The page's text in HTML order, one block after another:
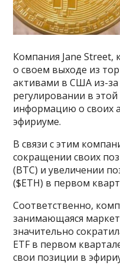
Компания Jane Street,
о своем выходе из
активами в США из-
регулировании в
информацию о своих
эфириуме.
В связи с этим
сокращении своих
(BTC) и увеличении
($ETH) в первом
Соответственно,
занимающаяся
значительно
ETF в первом
свои позиции в